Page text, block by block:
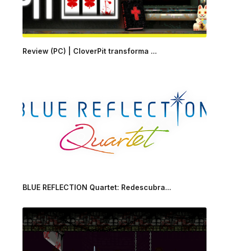
Review (PC) | CloverPit transforma ...
BLUE REFLECTION Quartet: Redescubra...